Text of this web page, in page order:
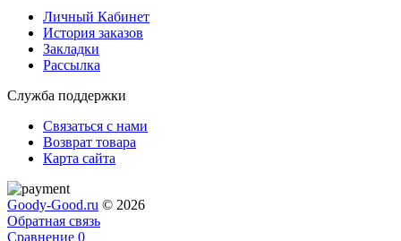
Личный Кабинет
История заказов
Закладки
Рассылка
Служба поддержки
Связаться с нами
Возврат товара
Карта сайта
Goody-Good.ru © 2026
Обратная связь
Сравнение 0